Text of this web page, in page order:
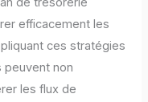
efficacement les
ces stratégies
peuvent non
les flux de